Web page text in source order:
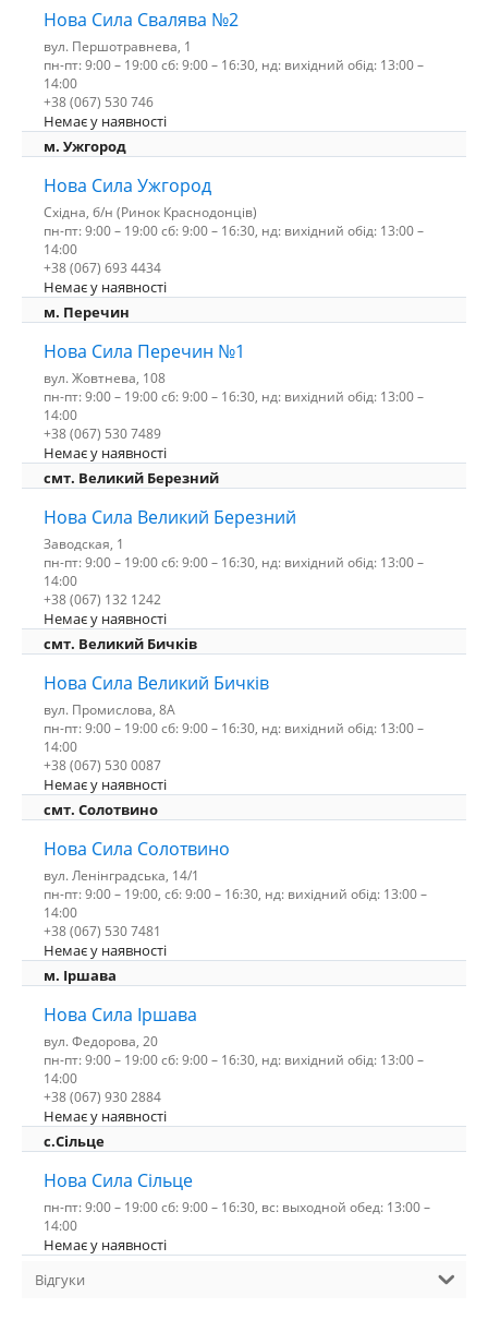
Нова Сила Свалява №2
вул. Першотравнева, 1
пн-пт: 9:00 – 19:00 сб: 9:00 – 16:30, нд: вихідний обід: 13:00 –
14:00
+38 (067) 530 746
Немає у наявності
м. Ужгород
Нова Сила Ужгород
Східна, б/н (Ринок Краснодонців)
пн-пт: 9:00 – 19:00 сб: 9:00 – 16:30, нд: вихідний обід: 13:00 –
14:00
+38 (067) 693 4434
Немає у наявності
м. Перечин
Нова Сила Перечин №1
вул. Жовтнева, 108
пн-пт: 9:00 – 19:00 сб: 9:00 – 16:30, нд: вихідний обід: 13:00 –
14:00
+38 (067) 530 7489
Немає у наявності
смт. Великий Березний
Нова Сила Великий Березний
Заводская, 1
пн-пт: 9:00 – 19:00 сб: 9:00 – 16:30, нд: вихідний обід: 13:00 –
14:00
+38 (067) 132 1242
Немає у наявності
смт. Великий Бичків
Нова Сила Великий Бичків
вул. Промислова, 8А
пн-пт: 9:00 – 19:00 сб: 9:00 – 16:30, нд: вихідний обід: 13:00 –
14:00
+38 (067) 530 0087
Немає у наявності
смт. Солотвино
Нова Сила Солотвино
вул. Ленінградська, 14/1
пн-пт: 9:00 – 19:00, сб: 9:00 – 16:30, нд: вихідний обід: 13:00 –
14:00
+38 (067) 530 7481
Немає у наявності
м. Іршава
Нова Сила Іршава
вул. Федорова, 20
пн-пт: 9:00 – 19:00 сб: 9:00 – 16:30, нд: вихідний обід: 13:00 –
14:00
+38 (067) 930 2884
Немає у наявності
с.Сільце
Нова Сила Сільце
пн-пт: 9:00 – 19:00 сб: 9:00 – 16:30, вс: выходной обед: 13:00 –
14:00
Немає у наявності
Відгуки